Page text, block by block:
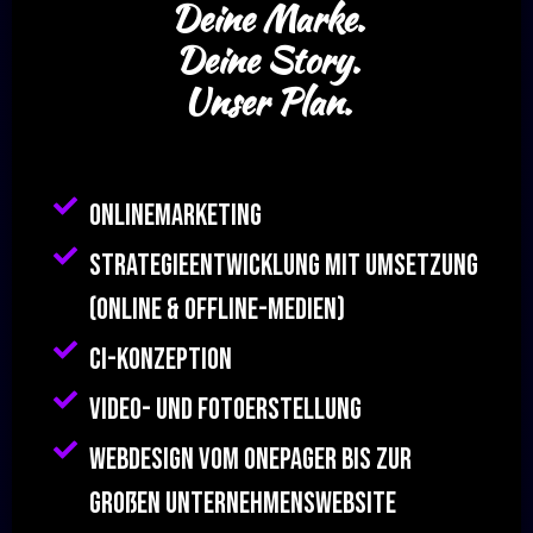
Deine Marke.
Deine Story.
Unser Plan.
Onlinemarketing
Strategieentwicklung mit Umsetzung
(online & Offline-Medien)
CI-Konzeption
Video- und Fotoerstellung
Webdesign vom Onepager bis zur
großen Unternehmenswebsite